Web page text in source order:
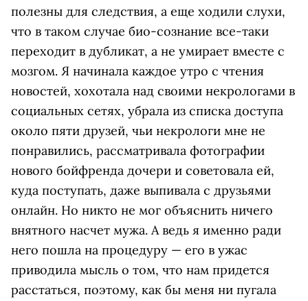
полезны для следствия, а еще ходили слухи,
что в таком случае био-сознание все-таки
переходит в дубликат, а не умирает вместе с
мозгом. Я начинала каждое утро с чтения
новостей, хохотала над своими некрологами в
социальных сетях, убрала из списка доступа
около пяти друзей, чьи некрологи мне не
понравились, рассматривала фотографии
нового бойфренда дочери и советовала ей,
куда поступать, даже выпивала с друзьями
онлайн. Но никто не мог объяснить ничего
внятного насчет мужа. А ведь я именно ради
него пошла на процедуру — его в ужас
приводила мысль о том, что нам придется
расстаться, поэтому, как бы меня ни пугала